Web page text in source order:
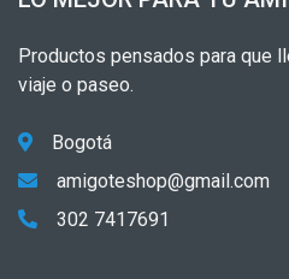
Productos pensados para que
viaje o paseo.
Bogotá
amigoteshop@gmail.com
302 7417691